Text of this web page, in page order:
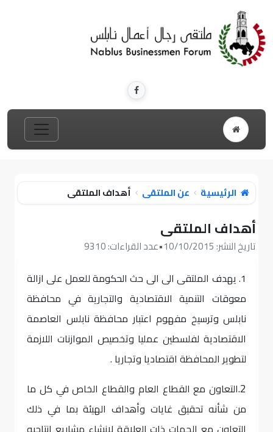
الرئيسية عن الملتقى أهداف الملتقى
أهداف الملتقى
تاريخ النشر: 10/10/2015 •عدد القراءات: 9310
1. يهدف الملتقى الى الى حث الحكومة للعمل على ازالة
معوقات التنمية الاقتصادية والتجارية في محافظة
نابلس وترسيخ مفهوم اعتبار محافظة نابلس العاصمة
الاقتصادية لفلسطين عمليا وتخصيص الموازنات اللازمة
لتطوير المحافظة اقتصاديا وتجاريا .
2. التعاون مع القطاع العام والقطاع الخاص في كل ما
من شأنه تحقيق غايات وأهداف الهيئة بما في ذلك